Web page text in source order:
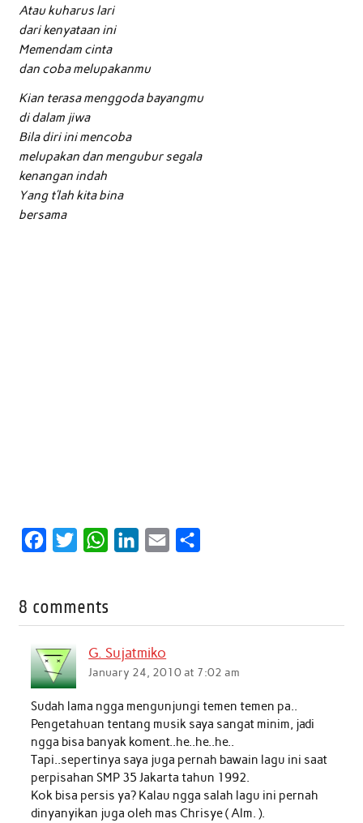
Atau kuharus lari
dari kenyataan ini
Memendam cinta
dan coba melupakanmu
Kian terasa menggoda bayangmu
di dalam jiwa
Bila diri ini mencoba
melupakan dan mengubur segala
kenangan indah
Yang t’lah kita bina
bersama
e
o
o
k
t
W
t
A
p
d
n
8 comments
G. Sujatmiko
January 24, 2010 at 7:02 am
Sudah lama ngga mengunjungi temen temen pa..
Pengetahuan tentang musik saya sangat minim, jadi
ngga bisa banyak koment..he..he..he..
Tapi..sepertinya saya juga pernah bawain lagu ini saat
perpisahan SMP 35 Jakarta tahun 1992.
Kok bisa persis ya? Kalau ngga salah lagu ini pernah
dinyanyikan juga oleh mas Chrisye ( Alm. ).